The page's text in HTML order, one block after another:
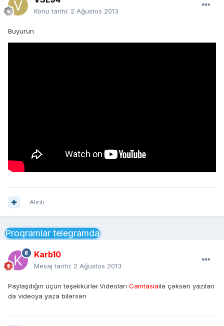
Konu tarihi: 2 Ağustos 2013
Buyurun
Alıntı
Proqramlar telegramda
Karb10
Mesaj tarihi: 2 Ağustos 2013
Paylaşdığın üçün təşəkkürlər.Videoları Camtasiailə çəksən yazıları
da videoya yaza bilərsən